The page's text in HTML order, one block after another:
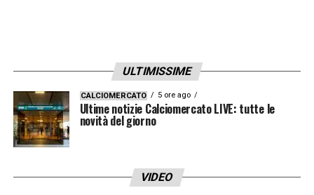
ULTIMISSIME
CALCIOMERCATO 5 ore ago
Ultime notizie Calciomercato LIVE: tutte le
novità del giorno
VIDEO